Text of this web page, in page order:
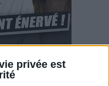
privée est
n'importe quoi !